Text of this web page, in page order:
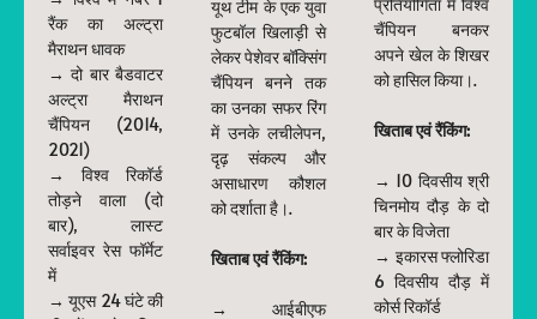
रैंक का अल्ट्रा
मैराथन धावक
→ दो बार बैडवाटर
अल्ट्रा मैराथन
चैंपियन (2014,
2021)
→ विश्व रिकॉर्ड
तोड़ने वाला (दो
बार), लास्ट
सर्वाइवर रेस फॉर्मेट
में
→ यूएस 24 घंटे की
यूथ टीम के एक युवा
फुटबॉल खिलाड़ी से
लेकर पेशेवर बॉक्सिंग
चैंपियन बनने तक
का उनका सफर रिंग
में उनके लचीलेपन,
दृढ़ संकल्प और
असाधारण कौशल
को दर्शाता है।.
खिताब एवं रैंकिंग:
→ आईबीएफ
चैंपियन बनकर
अपने खेल के शिखर
को हासिल किया।.
खिताब एवं रैंकिंग:
→ 10 दिवसीय श्री
चिनमोय दौड़ के दो
बार के विजेता
→ इकारस फ्लोरिडा
6 दिवसीय दौड़ में
कोर्स रिकॉर्ड